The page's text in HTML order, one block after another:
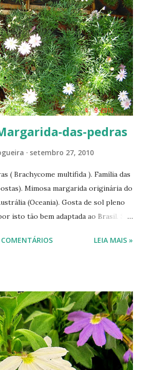
sem mesclagens. Por ser pendente,
suspensos. ----------------------
das-pedras
setembro 27, 2010
( Brachycome multifida ). Família das
Mimosa margarida originária do
(Oceania). Gosta de sol pleno
isto tão bem adaptada ao Brasil. Sua
até mesmo pela divisão da própria
país de origem desta planta, descobri
fiquei com vontade de ver. O
Nicole Kidman. É realmente um bom
de semana! -------------------------
LEIA MAIS »